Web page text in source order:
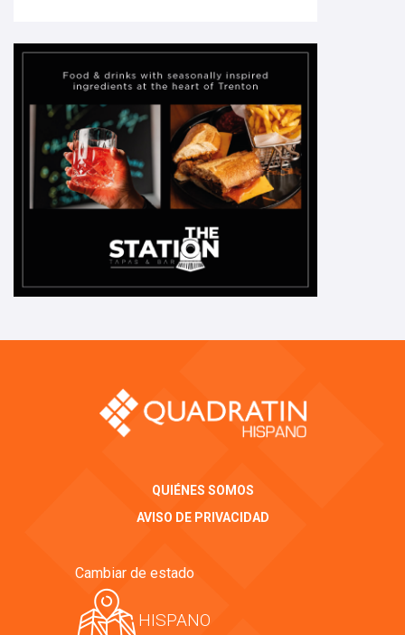
QUIÉNES SOMOS
AVISO DE PRIVACIDAD
Cambiar de estado
HISPANO